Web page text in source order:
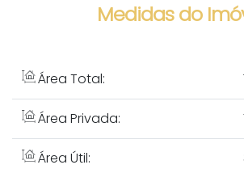
Medidas do
Área Total:
Área Privada:
Área Útil: